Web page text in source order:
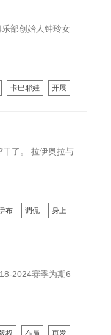
部创始人钟玲女
卡巴耶娃 开展
了。 拉伊奥拉与
布 调侃 身上
2024赛季为期6
版权 布局 再发